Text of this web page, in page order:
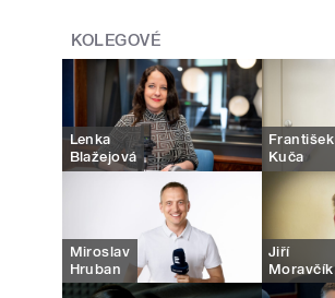
KOLEGOVÉ
Lenka
Blažejová
František
Kuča
Miroslav
Hruban
Jiří
Moravčík